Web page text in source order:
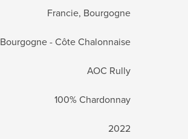
Francie, Bourgogne
Bourgogne - Côte Chalonnaise
AOC Rully
100% Chardonnay
2022